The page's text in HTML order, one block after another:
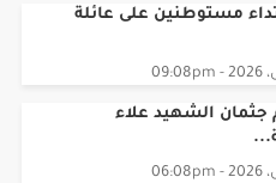
مستوطنين على عائلة
جثمان الشهيد علاء